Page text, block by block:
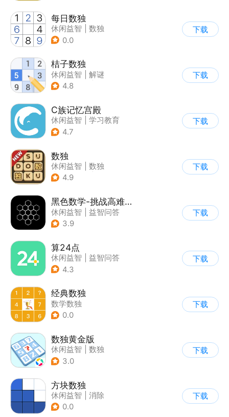
每日数独
休闲益智
数独
0.0
下载
桔子数独
休闲益智
解谜
| 学习教育
4.8
下载
C族记忆宫殿
休闲益智
学习教育
| 儿童游戏
4.7
下载
数独
休闲益智
数独
| 学习教育
4.9
下载
黑色数学-挑战高难度问题
休闲益智
益智问答
| 学习教育
3.9
下载
算24点
休闲益智
益智问答
4.3
下载
经典数独
数学数独
0.0
下载
数独黄金版
休闲益智
数独
3.0
下载
方块数独
休闲益智
消除
0.0
下载